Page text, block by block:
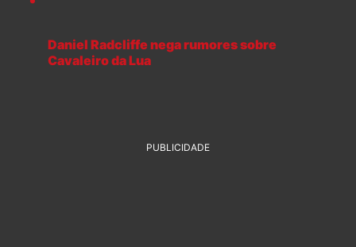
Daniel Radcliffe nega rumores sobre
Cavaleiro da Lua
PUBLICIDADE